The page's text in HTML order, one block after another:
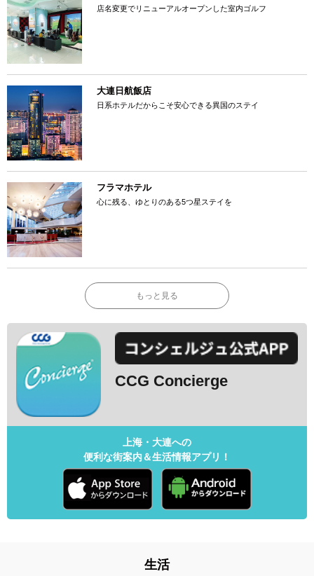
店名変更でリニューアルオープンした室内ゴルフ
大連日航飯店
日系ホテルだからこそ安心できる異国のステイ
フラマホテル
心に残る、ゆとりのある5つ星ステイを
もっと見る
CCG Concierge
上海・大連への
便利な街案内＆生活情報アプリ！
生活